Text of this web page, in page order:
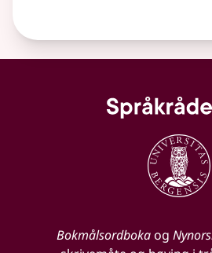
Bokmålsordbokaog